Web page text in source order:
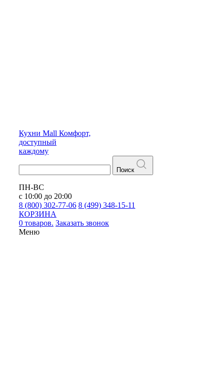
Кухни Mall Комфорт,
доступный
каждому
Поиск
ПН-ВС
с 10:00 до 20:00
8 (800) 302-77-06 8 (499) 348-15-11
КОРЗИНА
0 товаров. Заказать звонок
Меню